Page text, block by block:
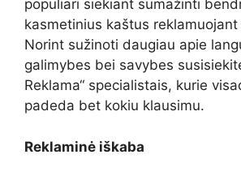
populiari siekiant sumažinti
kasmetinius kaštus
Norint sužinoti daugiau apie
galimybes bei savybes
Reklama“ specialistais, kurie
padeda bet kokiu klausimu.
Reklaminė iškaba